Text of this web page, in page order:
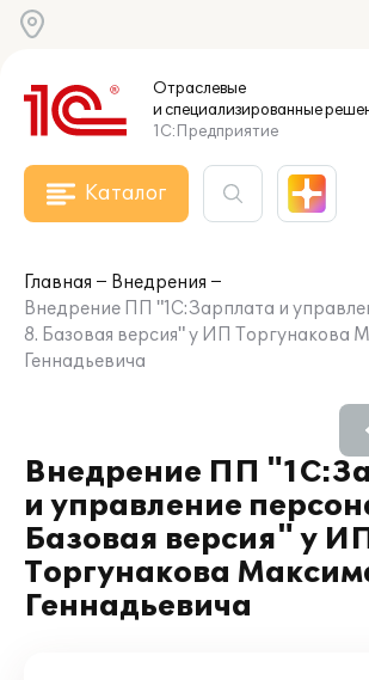
Отраслевые
и специализированные
1С:Предприятие
Каталог
Главная
Внедрения
Внедрение ПП "1С:Зарплата и
8. Базовая версия" у ИП Торгунакова
Геннадьевича
Внедрение ПП
и управление
Базовая версия" у
Торгунакова
Геннадьевича